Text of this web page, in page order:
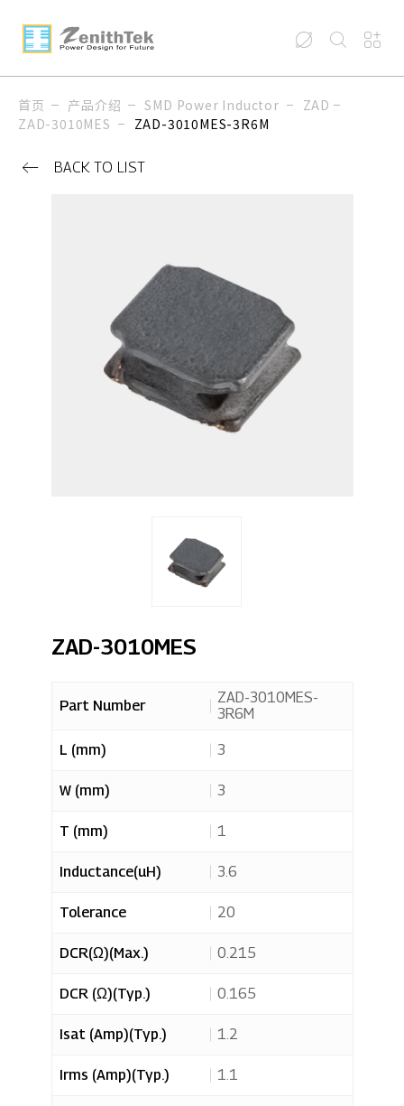
首页 产品介绍 SMD Power Inductor
ZAD
ZAD-3010MES
ZAD-3010MES-3R6M
BACK TO LIST
ZAD-3010MES
Part Number
ZAD-3010MES-
3R6M
L (mm) 3
W (mm) 3
T (mm) 1
Inductance(uH) 3.6
Tolerance 20
DCR(Ω)(Max.) 0.215
DCR (Ω)(Typ.) 0.165
Isat (Amp)(Typ.) 1.2
Irms (Amp)(Typ.) 1.1
ZAD-3010MES
已成功添加到询问清单！